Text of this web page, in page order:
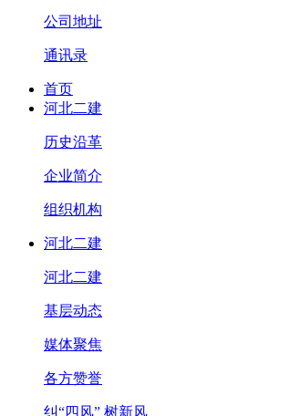
公司地址
通讯录
首页
河北二建
历史沿革
企业简介
组织机构
河北二建
河北二建
基层动态
媒体聚焦
各方赞誉
纠“四风” 树新风